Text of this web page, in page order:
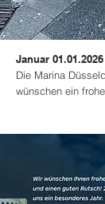
Januar 01.01.2026
Die Marina
wünschen ein